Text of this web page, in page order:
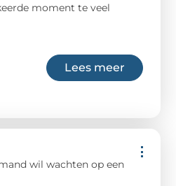
moment te veel
Lees meer
wil wachten op een